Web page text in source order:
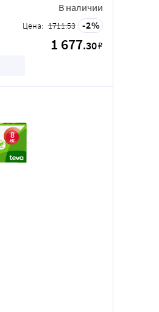
В наличии
Цена: 1711.53 2
1 677.30₽